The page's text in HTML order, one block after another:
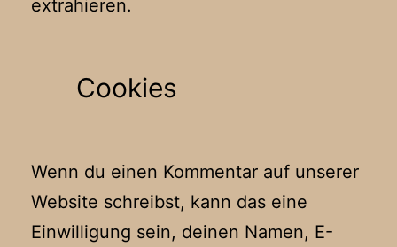
extrahieren.
Cookies
Wenn du einen Kommentar auf unserer
Website schreibst, kann das eine
Einwilligung sein, deinen Namen, E-